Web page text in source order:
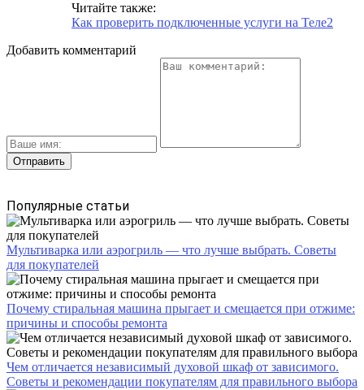
Читайте также:
Как проверить подключенные услуги на Теле2
Добавить комментарий
Популярные статьи
Мультиварка или аэрогриль — что лучше выбрать. Советы
для покупателей
Почему стиральная машина прыгает и смещается при отжиме:
причины и способы ремонта
Чем отличается независимый духовой шкаф от зависимого.
Советы и рекомендации покупателям для правильного выбора